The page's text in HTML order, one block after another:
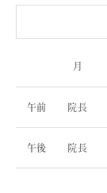
月
午前 院長
午後 院長